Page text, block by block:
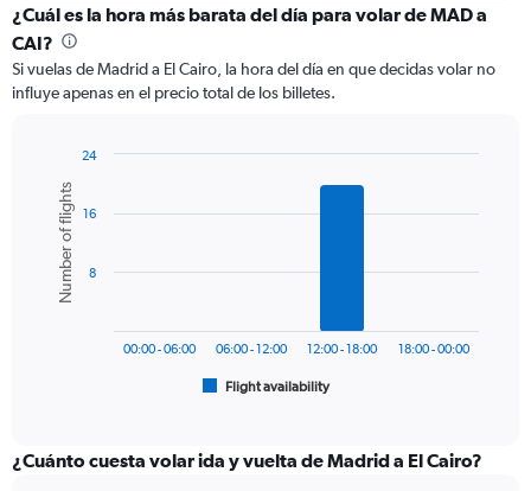
categories.
Range:
12
categories.
The
axis
displaying
values.
Range:
¿Cuál es la hora más barata del día para volar de MAD a
CAI?
Si vuelas de Madrid a El Cairo, la hora del día en que decidas volar no
influye apenas en el precio total de los billetes.
chart
with
bars.
The
categories.
Chart
graphic.
Number of flights
Flight availability
00:00 - 06:00 06:00 - 12:00 12:00 - 18:00 18:00 - 00:00
8
16
24
¿Cuánto cuesta volar ida y vuelta de Madrid a El Cairo?